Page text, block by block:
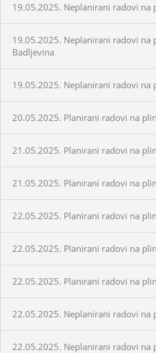
19.05.2025. Neplanirani radovi na
19.05.2025. Neplanirani radovi na
Badljevina
19.05.2025. Neplanirani radovi na
20.05.2025. Planirani radovi na
21.05.2025. Planirani radovi na
21.05.2025. Planirani radovi na
22.05.2025. Planirani radovi na
22.05.2025. Planirani radovi na
22.05.2025. Planirani radovi na
22.05.2025. Neplanirani radovi na
22.05.2025. Neplanirani radovi na